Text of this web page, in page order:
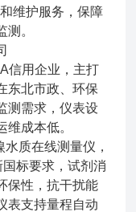
维护服务，保障
。
信用企业，主打
东北市政、环保
测需求，仪表设
成本低。
质在线测量仪，
标要求，试剂消
保性，抗干扰能
表支持量程自动